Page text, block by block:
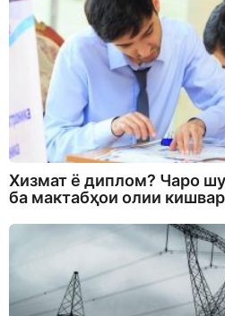
Хизмат ё диплом? Чаро
ба мактабҳои олии